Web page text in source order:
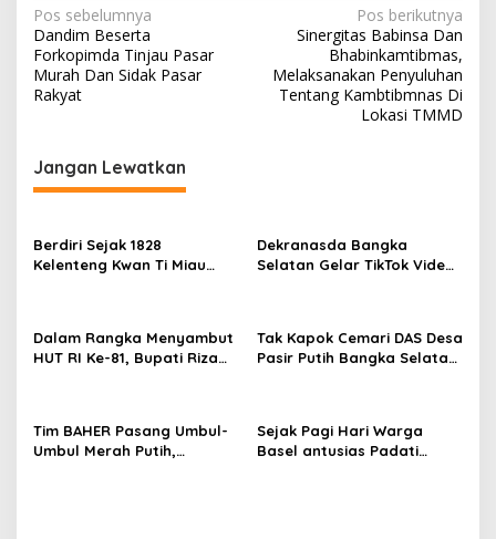
Navigasi
pos
Pos sebelumnya
Dandim Beserta
Forkopimda Tinjau Pasar
Murah Dan Sidak Pasar
Rakyat
Pos berikutnya
Sinergitas Babinsa Dan
Bhabinkamtibmas,
Melaksanakan Penyuluhan
Tentang Kambtibmnas Di
Lokasi TMMD
Jangan Lewatkan
Berdiri Sejak 1828
Kelenteng Kwan Ti Miau
Dekranasda Bangka
Selatan Gelar TikTok Video
Dalam Rangka Menyambut
HUT RI Ke-81, Bupati Riza
Kendaraan Bermotor
Tak Kapok Cemari DAS Desa
Pasir Putih Bangka Selatan,
Tim BAHER Pasang Umbul-
Umbul Merah Putih,
Sejak Pagi Hari Warga
Basel antusias Padati